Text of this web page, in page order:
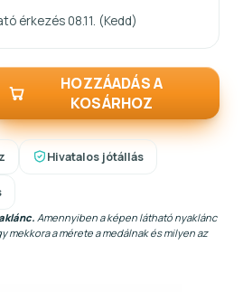
érkezés 08.11. (Kedd)
HOZZÁADÁS A
KOSÁRHOZ
Hivatalos jótállás
Amennyiben a képen látható nyaklánc
mekkora a mérete a medálnak és milyen az